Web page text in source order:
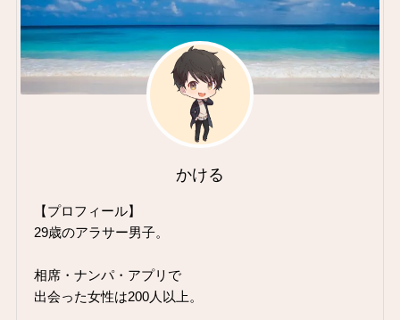
かける
【プロフィール】
29歳のアラサー男子。
相席・ナンパ・アプリで
出会った女性は200人以上。